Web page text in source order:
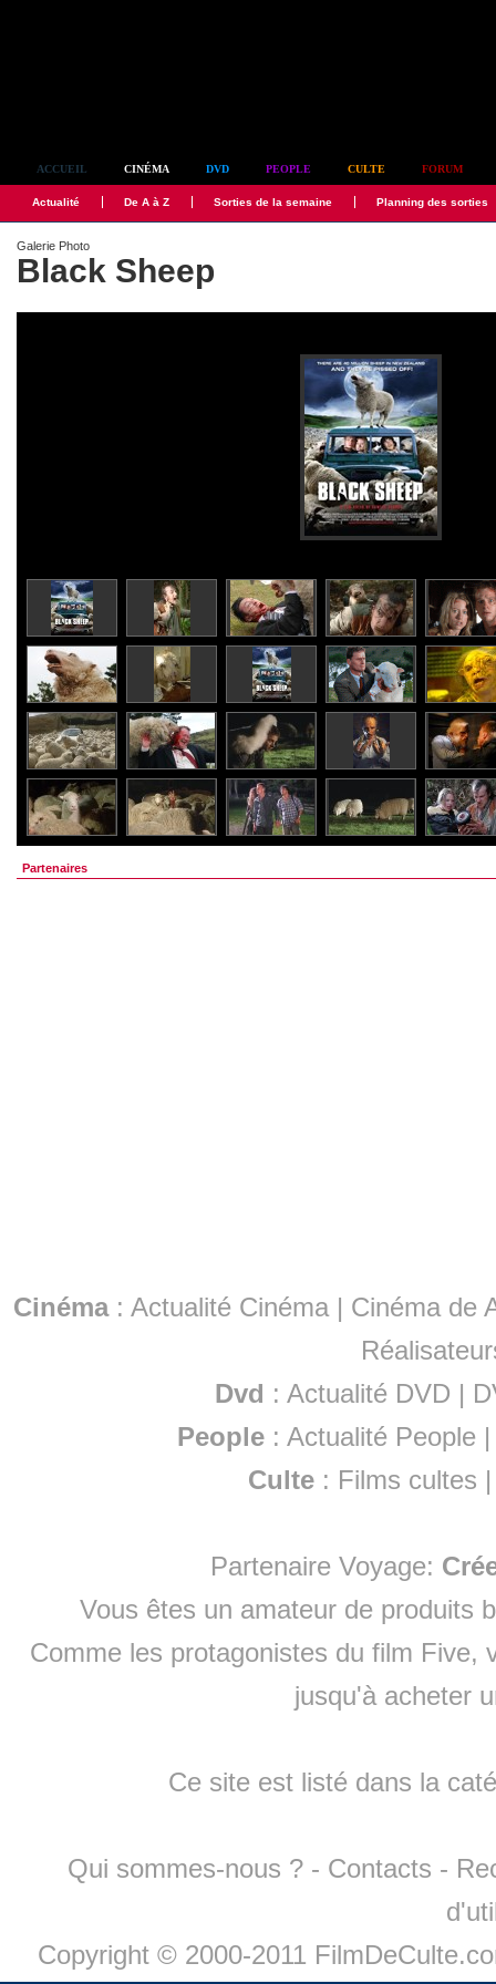
ACCUEIL CINÉMA DVD PEOPLE CULTE FORUM
Actualité De A à Z Sorties de la semaine Planning des sorties
Galerie Photo
Black Sheep
Partenaires
Cinéma: Actualité Cinéma | Cinéma de
Dvd : Actualité DVD |
People :Actualité People
Culte : Films cultes
Partenaire Voyage:
Vous êtes un amateur de produits
Comme les protagonistes du film Five,
jusqu'à acheter
Ce site est listé dans la
Qui sommes-nous ? - Contacts -
Copyright © 2000-2011